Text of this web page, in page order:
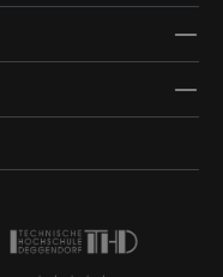
bei
5 bis 6
Namen der
Sie die Türfarbe
Sonderfarben